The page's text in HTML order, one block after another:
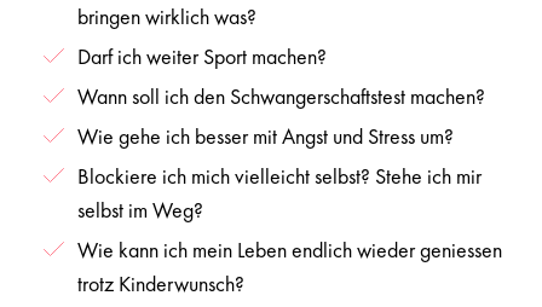
bringen wirklich was?
Darf ich weiter Sport machen?
Wann soll ich den Schwangerschaftstest machen?
Wie gehe ich besser mit Angst und Stress um?
Blockiere ich mich vielleicht selbst? Stehe ich mir
selbst im Weg?
Wie kann ich mein Leben endlich wieder geniessen
trotz Kinderwunsch?